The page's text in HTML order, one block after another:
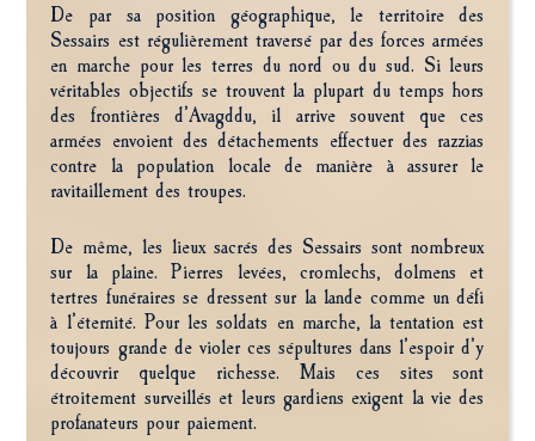
De par sa position géographique, le territoire des
Sessairs est régulièrement traversé par des forces armées
en marche pour les terres du nord ou du sud. Si leurs
véritables objectifs se trouvent la plupart du temps hors
des frontières d’Avagddu, il arrive souvent que ces
armées envoient des détachements effectuer des razzias
contre la population locale de manière à assurer le
ravitaillement des troupes.
De même, les lieux sacrés des Sessairs sont nombreux
sur la plaine. Pierres levées, cromlechs, dolmens et
tertres funéraires se dressent sur la lande comme un défi
à l’éternité. Pour les soldats en marche, la tentation est
toujours grande de violer ces sépultures dans l’espoir d’y
découvrir quelque richesse. Mais ces sites sont
étroitement surveillés et leurs gardiens exigent la vie des
profanateurs pour paiement.